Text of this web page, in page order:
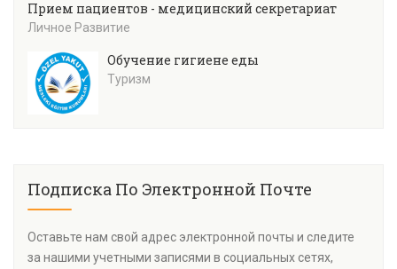
Прием пациентов - медицинский секретариат
Личное Развитие
Обучение гигиене еды
Туризм
Подписка По Электронной Почте
Оставьте нам свой адрес электронной почты и следите
за нашими учетными записями в социальных сетях,